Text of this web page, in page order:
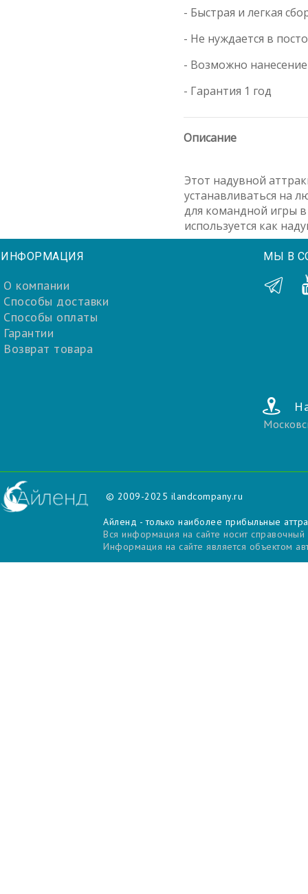
- Быстрая и легкая
- Не нуждается в
- Возможно
- Гарантия 1 год
Описание
Этот надувной
устанавливаться на
для командной игры
используется как
ИНФОРМАЦИЯ МЫ В
О компании
Способы доставки
Способы оплаты
Гарантии
Возврат товара
© 2009-2025 ilandcompany.ru
Айленд - только наиболее прибыльные
Вся информация на сайте носит
Информация на сайте является объектом